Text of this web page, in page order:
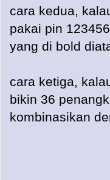
cara kedua,
pakai pin
yang di bold
cara ketiga,
bikin 36
kombinasikan